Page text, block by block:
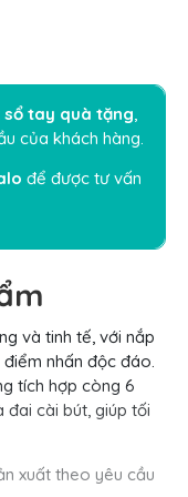
sổ tay quà tặng,
của khách hàng.
để được tư vấn
và tinh tế, với nắp
nhấn độc đáo.
tích hợp còng 6
đai cài bút, giúp tối
xuất theo yêu cầu